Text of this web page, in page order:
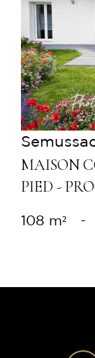
MAISON
PIED -
108 m² -